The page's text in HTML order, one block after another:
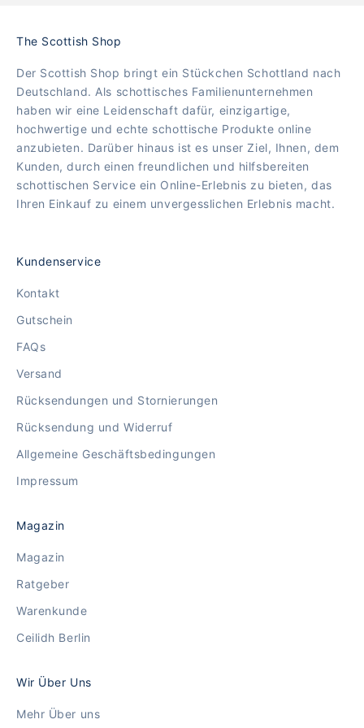
The Scottish Shop
Der Scottish Shop bringt ein Stückchen Schottland nach
Deutschland. Als schottisches Familienunternehmen
haben wir eine Leidenschaft dafür, einzigartige,
hochwertige und echte schottische Produkte online
anzubieten. Darüber hinaus ist es unser Ziel, Ihnen, dem
Kunden, durch einen freundlichen und hilfsbereiten
schottischen Service ein Online-Erlebnis zu bieten, das
Ihren Einkauf zu einem unvergesslichen Erlebnis macht.
Kundenservice
Kontakt
Gutschein
FAQs
Versand
Rücksendungen und Stornierungen
Rücksendung und Widerruf
Allgemeine Geschäftsbedingungen
Impressum
Magazin
Magazin
Ratgeber
Warenkunde
Ceilidh Berlin
Wir Über Uns
Mehr Über uns